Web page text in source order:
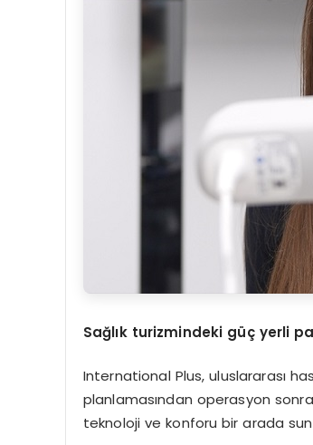
Sağlık turizmindeki güç yerli
International Plus, uluslararası
planlamasından operasyon
teknoloji ve konforu bir arada